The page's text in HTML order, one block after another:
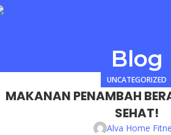
Blog
UNCATEGORIZED
MAKANAN PENAMBAH
SEHAT!
Alva Home